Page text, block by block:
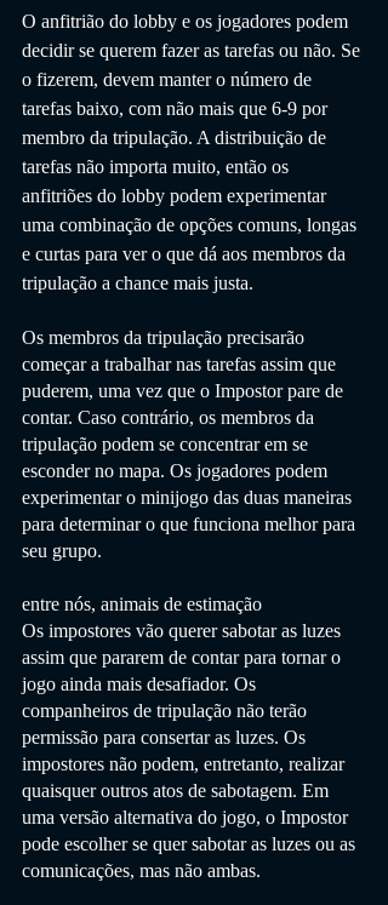
O anfitrião do lobby e os jogadores podem
decidir se querem fazer as tarefas ou não. Se
o fizerem, devem manter o número de
tarefas baixo, com não mais que 6-9 por
membro da tripulação. A distribuição de
tarefas não importa muito, então os
anfitriões do lobby podem experimentar
uma combinação de opções comuns, longas
e curtas para ver o que dá aos membros da
tripulação a chance mais justa.
Os membros da tripulação precisarão
começar a trabalhar nas tarefas assim que
puderem, uma vez que o Impostor pare de
contar. Caso contrário, os membros da
tripulação podem se concentrar em se
esconder no mapa. Os jogadores podem
experimentar o minijogo das duas maneiras
para determinar o que funciona melhor para
seu grupo.
entre nós, animais de estimação
Os impostores vão querer sabotar as luzes
assim que pararem de contar para tornar o
jogo ainda mais desafiador. Os
companheiros de tripulação não terão
permissão para consertar as luzes. Os
impostores não podem, entretanto, realizar
quaisquer outros atos de sabotagem. Em
uma versão alternativa do jogo, o Impostor
pode escolher se quer sabotar as luzes ou as
comunicações, mas não ambas.